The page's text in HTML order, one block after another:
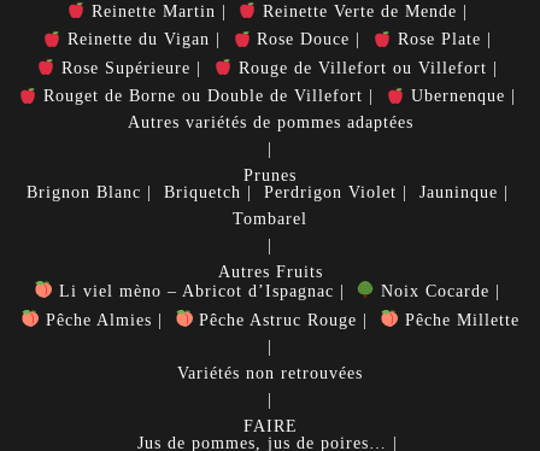
Reinette Martin
Reinette Verte de Mende
Reinette du Vigan
Rose Douce
Rose Plate
Rose Supérieure
Rouge de Villefort ou Villefort
Rouget de Borne ou Double de Villefort
Ubernenque
Autres variétés de pommes adaptées
Prunes
Brignon Blanc
Briquetch Perdrigon Violet
Jauninque
Tombarel
Autres Fruits
Li viel mèno – Abricot d’Ispagnac
Noix Cocarde
Pêche Almies
Pêche Astruc Rouge Pêche Millette
Variétés non retrouvées
FAIRE
Jus de pommes, jus de poires…